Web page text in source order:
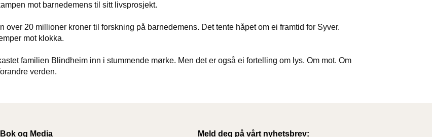
mot barnedemens til sitt livsprosjekt.
20 millioner kroner til forskning på barnedemens. Det tente håpet om ei framtid for Syver.
mot klokka.
familien Blindheim inn i stummende mørke. Men det er også ei fortelling om lys. Om mot. Om
verden.
Bok og Media Meld deg på vårt nyhetsbrev: